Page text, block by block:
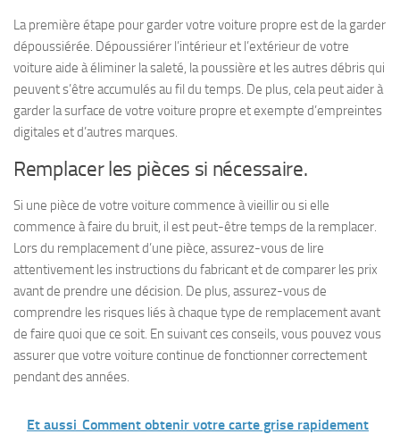
La première étape pour garder votre voiture propre est de la garder
dépoussiérée. Dépoussiérer l’intérieur et l’extérieur de votre
voiture aide à éliminer la saleté, la poussière et les autres débris qui
peuvent s’être accumulés au fil du temps. De plus, cela peut aider à
garder la surface de votre voiture propre et exempte d’empreintes
digitales et d’autres marques.
Remplacer les pièces si nécessaire.
Si une pièce de votre voiture commence à vieillir ou si elle
commence à faire du bruit, il est peut-être temps de la remplacer.
Lors du remplacement d’une pièce, assurez-vous de lire
attentivement les instructions du fabricant et de comparer les prix
avant de prendre une décision. De plus, assurez-vous de
comprendre les risques liés à chaque type de remplacement avant
de faire quoi que ce soit. En suivant ces conseils, vous pouvez vous
assurer que votre voiture continue de fonctionner correctement
pendant des années.
Et aussi Comment obtenir votre carte grise rapidement